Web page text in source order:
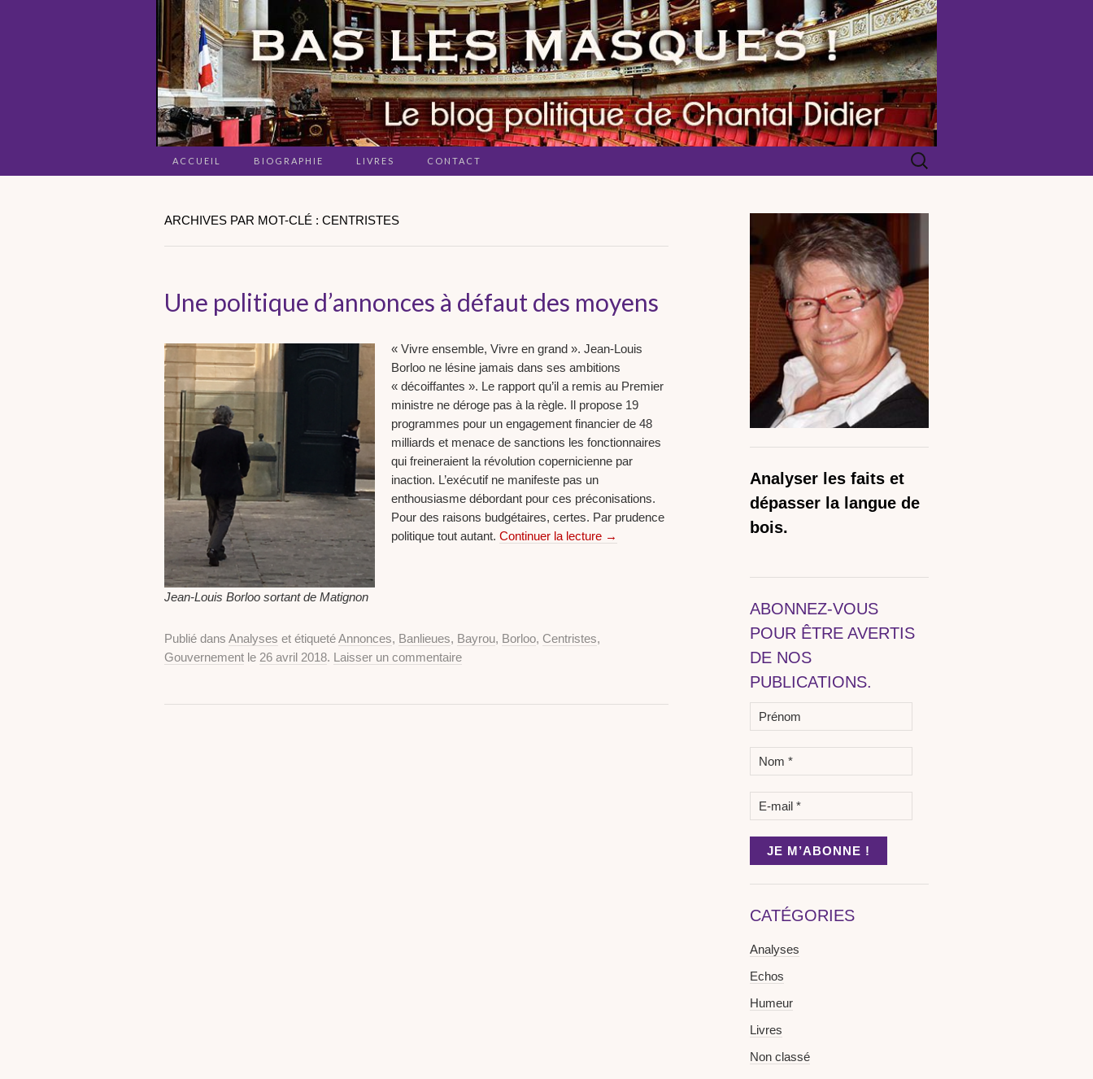
ACCUEIL BIOGRAPHIE LIVRES CONTACT Rechercher :
ARCHIVES PAR MOT-CLÉ : CENTRISTES
Une politique d’annonces à défaut des moyens
Jean-Louis Borloo sortant de Matignon
« Vivre ensemble, Vivre en grand ». Jean-Louis
Borloo ne lésine jamais dans ses ambitions
« décoiffantes ». Le rapport qu’il a remis au Premier
ministre ne déroge pas à la règle. Il propose 19
programmes pour un engagement financier de 48
milliards et menace de sanctions les fonctionnaires
qui freineraient la révolution copernicienne par
inaction. L’exécutif ne manifeste pas un
enthousiasme débordant pour ces préconisations.
Pour des raisons budgétaires, certes. Par prudence
politique tout autant. Continuer la lecture →
Publié dans Analyses et étiquetéAnnonces, Banlieues, Bayrou, Borloo, Centristes,
Gouvernement le 26 avril 2018. Laisser un commentaire
Analyser les faits et
dépasser la langue de
bois.
ABONNEZ-VOUS
POUR ÊTRE AVERTIS
DE NOS
PUBLICATIONS.
CATÉGORIES
Analyses
Echos
Humeur
Livres
Non classé